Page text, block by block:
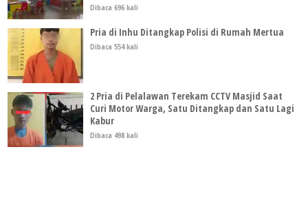
Dibaca 696 kali
Pria di Inhu Ditangkap Polisi di Rumah Mertua
Dibaca 554 kali
2 Pria di Pelalawan Terekam CCTV Masjid Saat
Curi Motor Warga, Satu Ditangkap dan Satu Lagi
Kabur
Dibaca 498 kali